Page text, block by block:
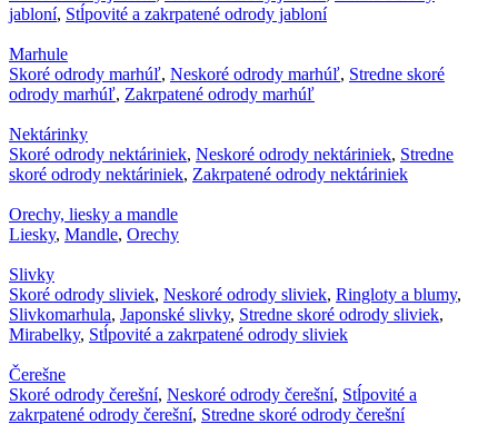
jabloní, Stĺpovité a zakrpatené odrody jabloní
Marhule
Skoré odrody marhúľ, Neskoré odrody marhúľ, Stredne skoré
odrody marhúľ, Zakrpatené odrody marhúľ
Nektárinky
Skoré odrody nektáriniek, Neskoré odrody nektáriniek, Stredne
skoré odrody nektáriniek, Zakrpatené odrody nektáriniek
Orechy, liesky a mandle
Liesky, Mandle, Orechy
Slivky
Skoré odrody sliviek, Neskoré odrody sliviek, Ringloty a blumy,
Slivkomarhula, Japonské slivky, Stredne skoré odrody sliviek,
Mirabelky, Stĺpovité a zakrpatené odrody sliviek
Čerešne
Skoré odrody čerešní, Neskoré odrody čerešní, Stĺpovité a
zakrpatené odrody čerešní, Stredne skoré odrody čerešní